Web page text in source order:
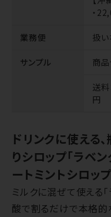
・
業務便 扱い
サンプル 商
送料
円
ドリンクに使える
りシロップ「ラベ
ートミントシロップ
ミルクに混ぜて使える
酸で割るだけで本格的